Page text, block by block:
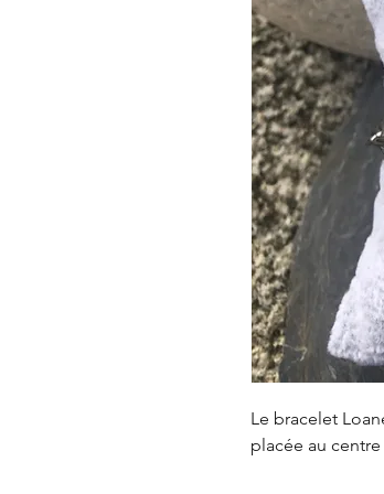
Le bracelet
placée au centre